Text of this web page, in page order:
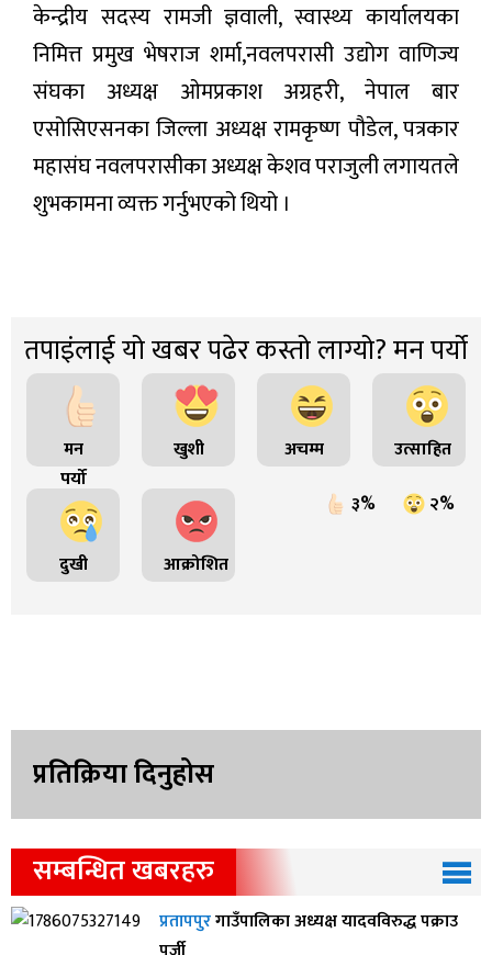
केन्द्रीय सदस्य रामजी ज्ञवाली, स्वास्थ्य कार्यालयका
निमित्त प्रमुख भेषराज शर्मा,नवलपरासी उद्योग वाणिज्य
संघका अध्यक्ष ओमप्रकाश अग्रहरी, नेपाल बार
एसोसिएसनका जिल्ला अध्यक्ष रामकृष्ण पौडेल, पत्रकार
महासंघ नवलपरासीका अध्यक्ष केशव पराजुली लगायतले
शुभकामना व्यक्त गर्नुभएको थियो ।
तपाइंलाई यो खबर पढेर कस्तो लाग्यो? मन पर्यो
मन
पर्यो
खुशी अचम्म उत्साहित
दुखी आक्रोशित
३% २%
प्रतिक्रिया दिनुहोस
सम्बन्धित खबरहरु
प्रतापपुरगाउँपालिका अध्यक्ष यादवविरुद्ध पक्राउ